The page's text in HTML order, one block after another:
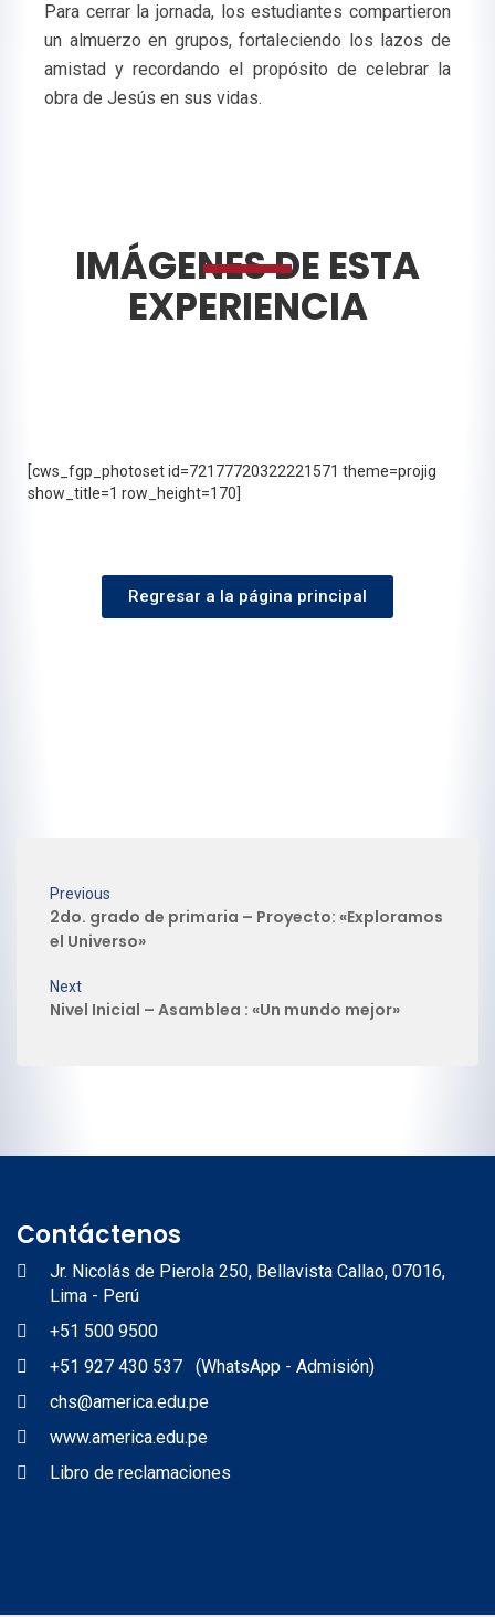
Para cerrar la jornada, los estudiantes compartieron
un almuerzo en grupos, fortaleciendo los lazos de
amistad y recordando el propósito de celebrar la
obra de Jesús en sus vidas.
IMÁGENES DE ESTA
EXPERIENCIA
[cws_fgp_photoset id=72177720322221571 theme=projig
show_title=1 row_height=170]
Regresar a la página principal
Previous
2do. grado de primaria – Proyecto: «Exploramos
el Universo»
Next
Nivel Inicial – Asamblea : «Un mundo mejor»
Contáctenos
Jr. Nicolás de Pierola 250, Bellavista Callao, 07016,
Lima - Perú
+51 500 9500
+51 927 430 537 (WhatsApp - Admisión)
chs@america.edu.pe
www.america.edu.pe
Libro de reclamaciones